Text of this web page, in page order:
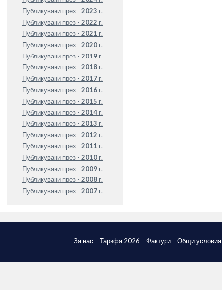
Публикувани през - 2023 г.
Публикувани през - 2022 г.
Публикувани през - 2021 г.
Публикувани през - 2020 г.
Публикувани през - 2019 г.
Публикувани през - 2018 г.
Публикувани през - 2017 г.
Публикувани през - 2016 г.
Публикувани през - 2015 г.
Публикувани през - 2014 г.
Публикувани през - 2013 г.
Публикувани през - 2012 г.
Публикувани през - 2011 г.
Публикувани през - 2010 г.
Публикувани през - 2009 г.
Публикувани през - 2008 г.
Публикувани през - 2007 г.
За нас Тарифа 2026 Фактури Общи условия